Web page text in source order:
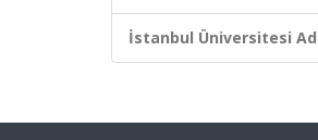
İstanbul Üniversitesi